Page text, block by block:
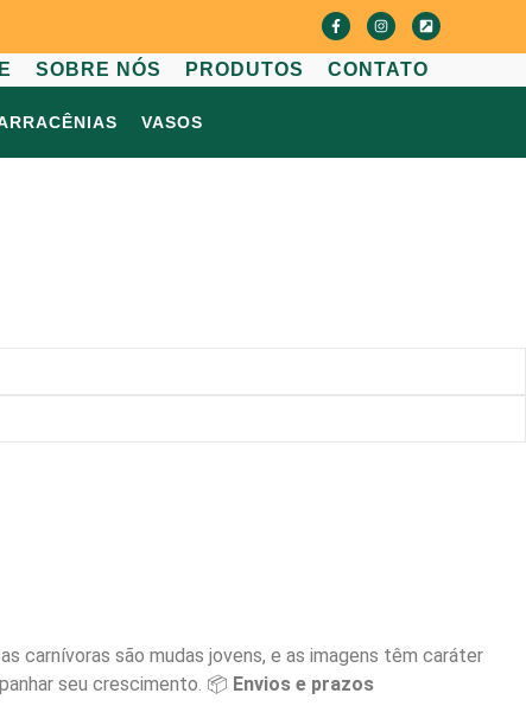
SOBRE NÓS PRODUTOS CONTATO
VASOS
carnívoras são mudas jovens, e as imagens têm caráter
seu crescimento. 📦 Envios e prazos